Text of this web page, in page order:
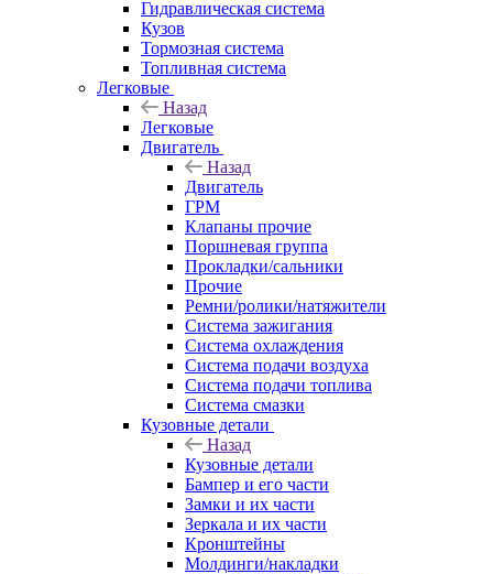
Гидравлическая система
Кузов
Тормозная система
Топливная система
Легковые
Назад
Легковые
Двигатель
Назад
Двигатель
ГРМ
Клапаны прочие
Поршневая группа
Прокладки/сальники
Прочие
Ремни/ролики/натяжители
Система зажигания
Система охлаждения
Система подачи воздуха
Система подачи топлива
Система смазки
Кузовные детали
Назад
Кузовные детали
Бампер и его части
Замки и их части
Зеркала и их части
Кронштейны
Молдинги/накладки